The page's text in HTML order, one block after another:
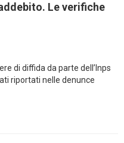
Le verifiche
di diffida da parte dell’Inps
riportati nelle denunce